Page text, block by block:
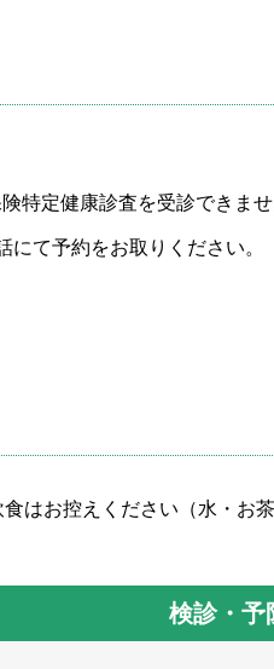
特定健康診査を受診できませ
て予約をお取りください。
はお控えください（水・お茶
検診・予